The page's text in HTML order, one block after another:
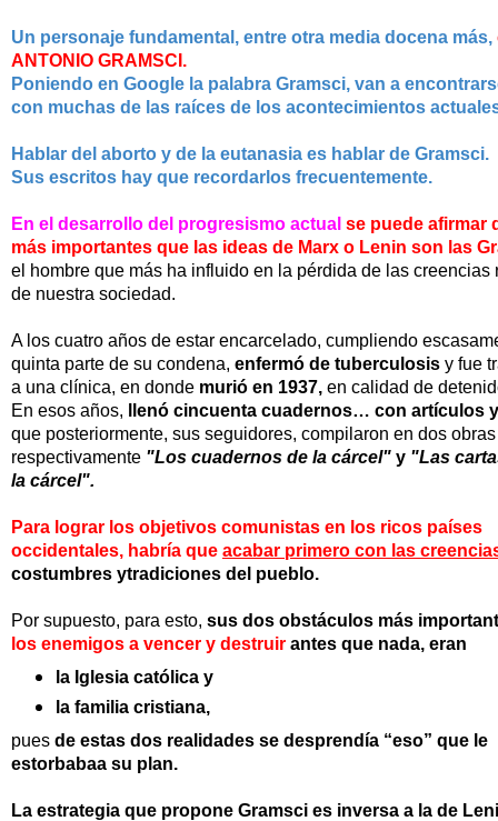
Un personaje fundamental, entre otra media docena más,
ANTONIO GRAMSCI.
Poniendo en Google la palabra Gramsci, van a
con muchas de las raíces de los acontecimientos
Hablar del aborto y de la eutanasia es hablar de Gramsci.
Sus escritos hay que recordarlos frecuentemente.
En el desarrollo del progresismo actual se puede afirmar
más importantes que las ideas de Marx o Lenin son las
el hombre que más ha influido en la pérdida de las creencias
de nuestra sociedad.
A los cuatro años de estar encarcelado, cumpliendo
quinta parte de su condena, enfermó de tuberculosis y fue
a una clínica, en donde murió en 1937, en calidad de
En esos años, llenó cincuenta cuadernos… con artículos
que posteriormente, sus seguidores, compilaron en dos
respectivamente "Los cuadernos de la cárcel" y "Las
la cárcel".
Para lograr los objetivos comunistas en los ricos países
occidentales, habría que acabar primero con las
costumbres ytradiciones del pueblo.
Por supuesto, para esto, sus dos obstáculos más
los enemigos a vencer y destruir antes que nada, eran
la Iglesia católica y
la familia cristiana,
pues de estas dos realidades se desprendía “eso” que le
estorbabaa su plan.
La estrategia que propone Gramsci es inversa a la de